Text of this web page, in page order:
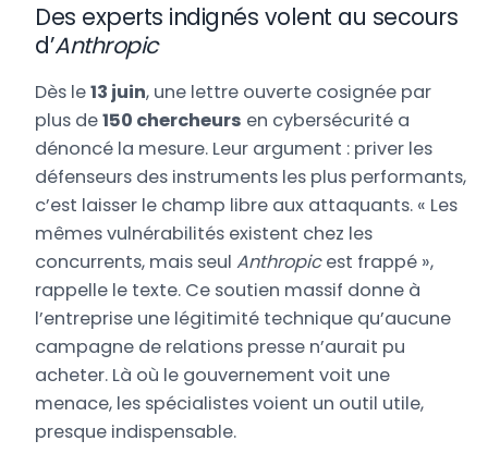
Des experts indignés volent au secours
d’Anthropic
Dès le13 juin, une lettre ouverte cosignée par
plus de150 chercheurs en cybersécurité a
dénoncé la mesure. Leur argument : priver les
défenseurs des instruments les plus performants,
c’est laisser le champ libre aux attaquants. « Les
mêmes vulnérabilités existent chez les
concurrents, mais seulAnthropicest frappé »,
rappelle le texte. Ce soutien massif donne à
l’entreprise une légitimité technique qu’aucune
campagne de relations presse n’aurait pu
acheter. Là où le gouvernement voit une
menace, les spécialistes voient un outil utile,
presque indispensable.